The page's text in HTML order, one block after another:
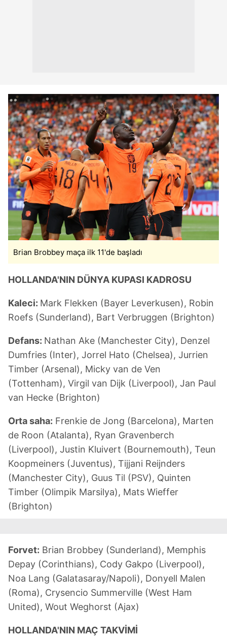
Brian Brobbey maça ilk 11'de başladı
HOLLANDA'NIN DÜNYA KUPASI KADROSU
Kaleci: Mark Flekken (Bayer Leverkusen), Robin
Roefs (Sunderland), Bart Verbruggen (Brighton)
Defans: Nathan Ake (Manchester City), Denzel
Dumfries (Inter), Jorrel Hato (Chelsea), Jurrien
Timber (Arsenal), Micky van de Ven
(Tottenham), Virgil van Dijk (Liverpool), Jan Paul
van Hecke (Brighton)
Orta saha: Frenkie de Jong (Barcelona), Marten
de Roon (Atalanta), Ryan Gravenberch
(Liverpool), Justin Kluivert (Bournemouth), Teun
Koopmeiners (Juventus), Tijjani Reijnders
(Manchester City), Guus Til (PSV), Quinten
Timber (Olimpik Marsilya), Mats Wieffer
(Brighton)
Forvet: Brian Brobbey (Sunderland), Memphis
Depay (Corinthians), Cody Gakpo (Liverpool),
Noa Lang (Galatasaray/Napoli), Donyell Malen
(Roma), Crysencio Summerville (West Ham
United), Wout Weghorst (Ajax)
HOLLANDA'NIN MAÇ TAKVİMİ